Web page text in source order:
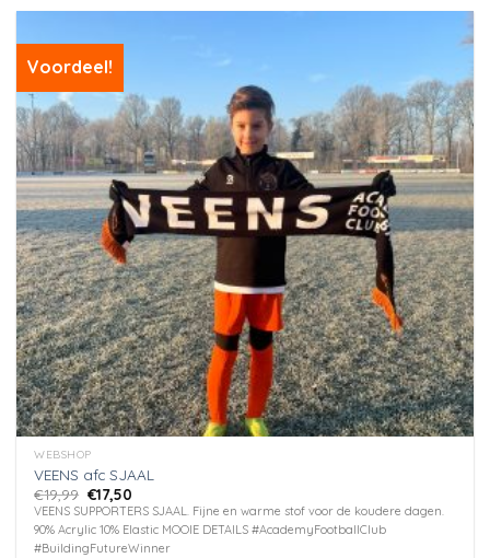
Voordeel!
WEBSHOP
VEENS afc SJAAL
€19,99 Oorspronkelijke
prijs
was:
€19,99.
€17,50
prijs
is:
€17,50.
VEENS SUPPORTERS SJAAL. Fijne en warme stof voor de koudere dagen.
90% Acrylic 10% Elastic MOOIE DETAILS #AcademyFootballClub
#BuildingFutureWinner